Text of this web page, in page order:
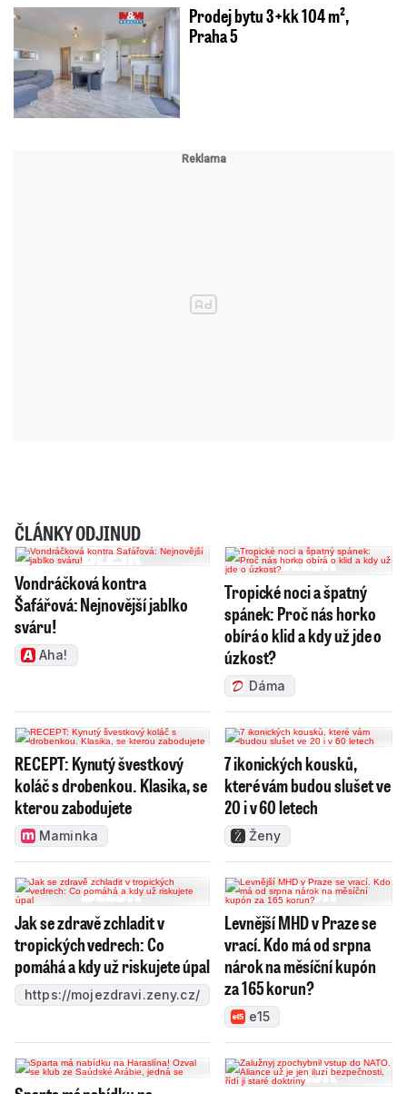
Prodej bytu 3+kk 104 m²,
Praha 5
ČLÁNKY ODJINUD
Vondráčková kontra
Šafářová: Nejnovější jablko
sváru!
Aha!
Tropické noci a špatný
spánek: Proč nás horko
obírá o klid a kdy už jde o
úzkost?
Dáma
RECEPT: Kynutý švestkový
koláč s drobenkou. Klasika, se
kterou zabodujete
Maminka
7 ikonických kousků,
které vám budou slušet ve
20 i v 60 letech
Ženy
Jak se zdravě zchladit v
tropických vedrech: Co
pomáhá a kdy už riskujete úpal
https://mojezdravi.zeny.cz/
Levnější MHD v Praze se
vrací. Kdo má od srpna
nárok na měsíční kupón
za 165 korun?
e15